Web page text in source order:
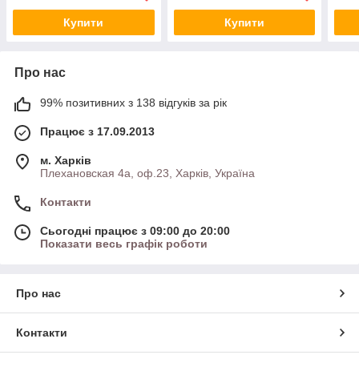
Купити Купити
Про нас
99% позитивних з 138 відгуків за рік
Працює з 17.09.2013
м. Харків
Плехановская 4а, оф.23, Харків, Україна
Контакти
Сьогодні працює з 09:00 до 20:00
Показати весь графік роботи
Про нас
Контакти